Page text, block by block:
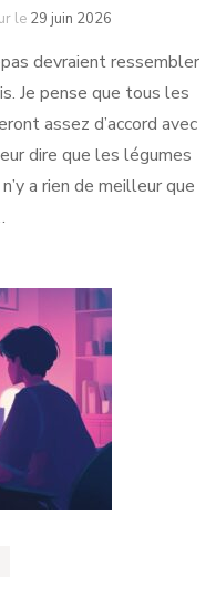
le 29 juin 2026
devraient ressembler
Je pense que tous les
assez d’accord avec
dire que les légumes
a rien de meilleur que